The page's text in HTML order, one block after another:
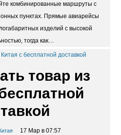
комбинированные маршруты с
пунктах. Прямые авиарейсы
изделий с высокой
тогда как…
товар из
17 Мар в 07:57